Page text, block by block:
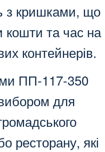
з кришками, що
кошти та час на
контейнерів.
ПП-117-350
для
ресторану, які